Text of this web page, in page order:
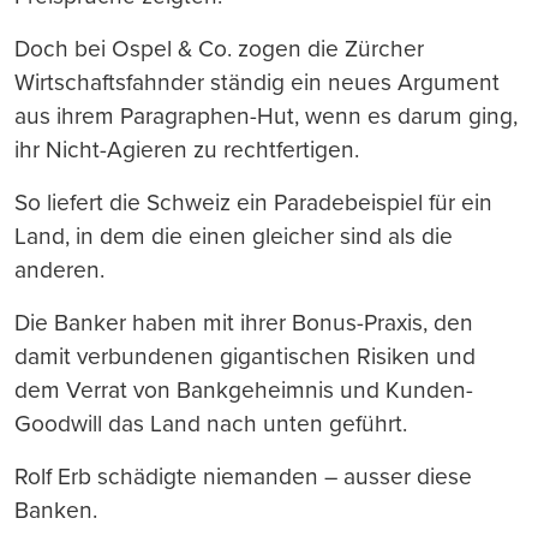
Doch bei Ospel & Co. zogen die Zürcher
Wirtschaftsfahnder ständig ein neues Argument
aus ihrem Paragraphen-Hut, wenn es darum ging,
ihr Nicht-Agieren zu rechtfertigen.
So liefert die Schweiz ein Paradebeispiel für ein
Land, in dem die einen gleicher sind als die
anderen.
Die Banker haben mit ihrer Bonus-Praxis, den
damit verbundenen gigantischen Risiken und
dem Verrat von Bankgeheimnis und Kunden-
Goodwill das Land nach unten geführt.
Rolf Erb schädigte niemanden – ausser diese
Banken.